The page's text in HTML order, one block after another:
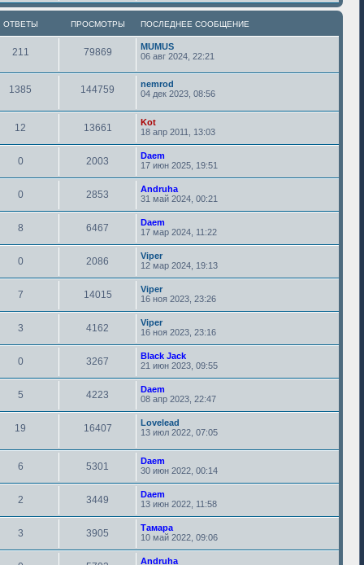
ОТВЕТЫ ПРОСМОТРЫ ПОСЛЕДНЕЕ СООБЩЕНИЕ
211 79869
MUMUS
06 авг 2024, 22:21
1385 144759
nemrod
04 дек 2023, 08:56
12 13661
Kot
18 апр 2011, 13:03
0 2003
Daem
17 июн 2025, 19:51
0 2853
Andruha
31 май 2024, 00:21
8 6467
Daem
17 мар 2024, 11:22
0 2086
Viper
12 мар 2024, 19:13
7 14015
Viper
16 ноя 2023, 23:26
3 4162
Viper
16 ноя 2023, 23:16
0 3267
Black Jack
21 июн 2023, 09:55
5 4223
Daem
08 апр 2023, 22:47
19 16407
Lovelead
13 июл 2022, 07:05
6 5301
Daem
30 июн 2022, 00:14
2 3449
Daem
13 июн 2022, 11:58
3 3905
Тамара
10 май 2022, 09:06
Andruha